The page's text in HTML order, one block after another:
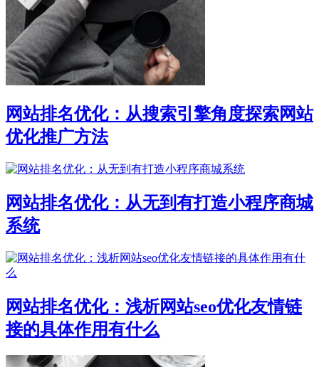
网站排名优化：从搜索引擎角度探索网站
优化推广方法
网站排名优化：从无到有打造小程序商城
系统
网站排名优化：浅析网站seo优化友情链
接的具体作用有什么